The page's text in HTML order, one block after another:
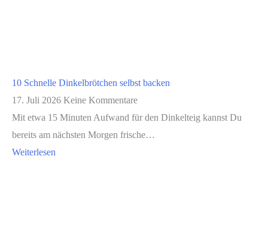
10 Schnelle Dinkelbrötchen selbst backen
17. Juli 2026 Keine Kommentare
Mit etwa 15 Minuten Aufwand für den Dinkelteig kannst Du
bereits am nächsten Morgen frische…
Weiterlesen